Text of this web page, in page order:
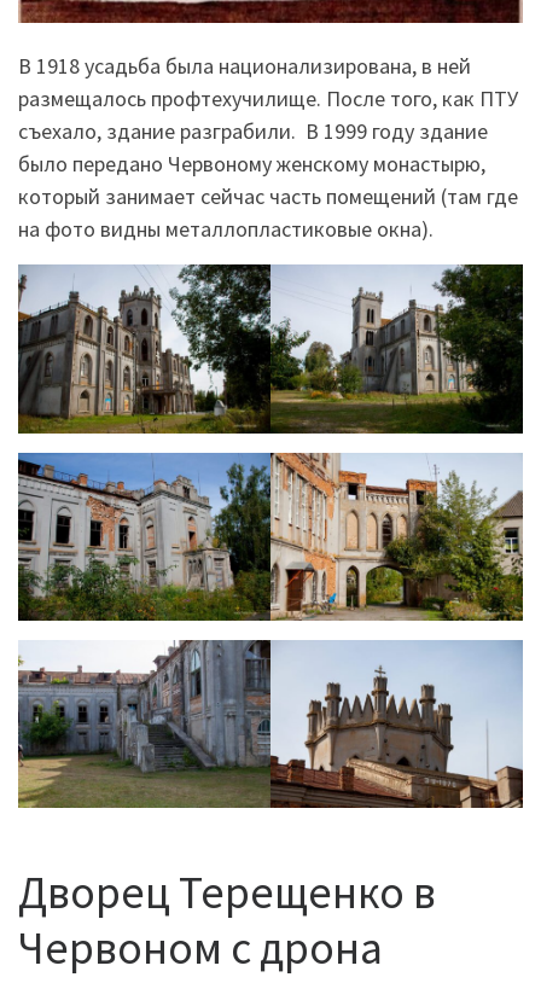
В 1918 усадьба была национализирована, в ней
размещалось профтехучилище. После того, как ПТУ
съехало, здание разграбили. В 1999 году здание
было передано Червоному женскому монастырю,
который занимает сейчас часть помещений (там где
на фото видны металлопластиковые окна).
Дворец Терещенко в
Червоном с дрона